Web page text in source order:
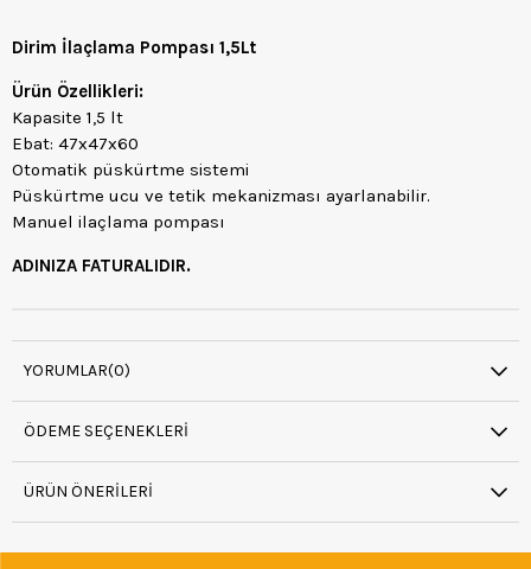
Dirim İlaçlama Pompası 1,5Lt
Ürün Özellikleri:
Kapasite 1,5 lt
Ebat: 47x47x60
Otomatik püskürtme sistemi
Püskürtme ucu ve tetik mekanizması ayarlanabilir.
Manuel ilaçlama pompası
ADINIZA FATURALIDIR.
YORUMLAR(0)
ÖDEME SEÇENEKLERI
ÜRÜN ÖNERILERI